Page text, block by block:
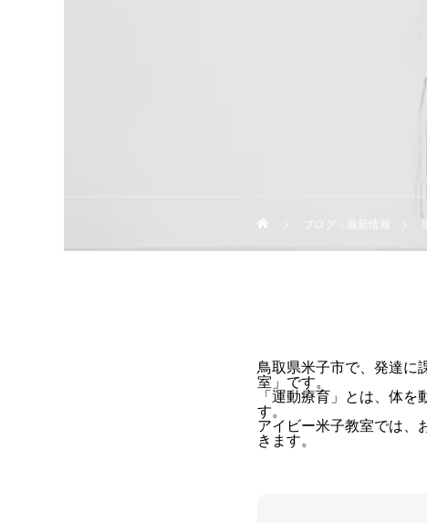
ブログ・最新情報
鳥取県米子市で、発達に
室」です。
「運動療育」とは、体
す。
アイビー米子教室では、
きます。